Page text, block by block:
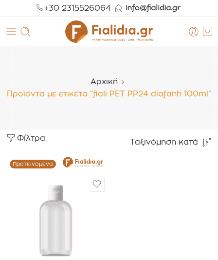
+30 2315526064
Αρχική
Προϊόντα με ετικέτα “fiali PET PP24 diafanh 100ml”
Φίλτρα Ταξινόμηση κατά
Προτεινόμενα